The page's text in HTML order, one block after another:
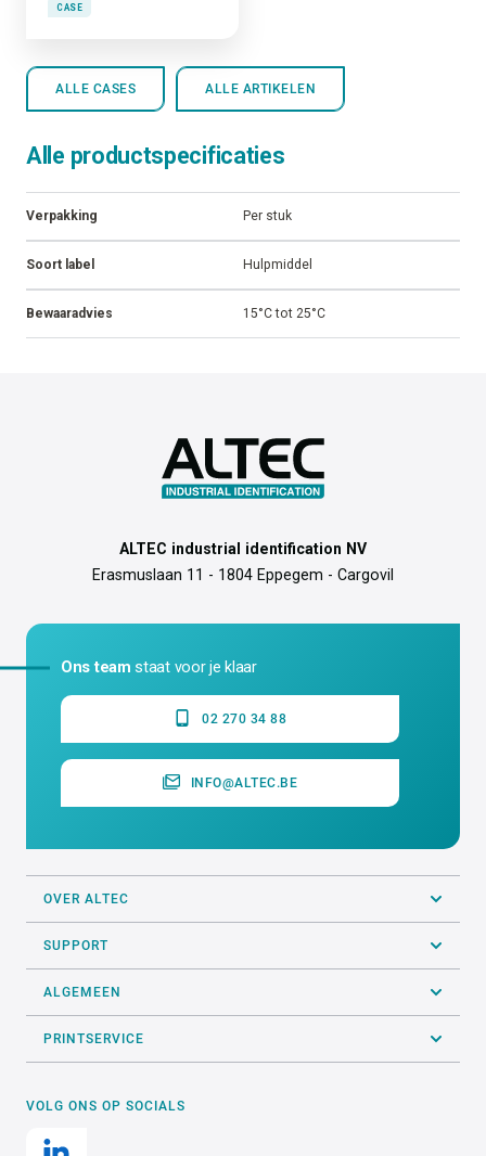
CASE
ALLE CASES ALLE ARTIKELEN
Alle productspecificaties
Verpakking Per stuk
Soort label Hulpmiddel
Bewaaradvies 15°C tot 25°C
ALTEC industrial identification NV
Erasmuslaan 11 - 1804 Eppegem - Cargovil
Ons team staat voor je klaar
02 270 34 88
INFO@ALTEC.BE
OVER ALTEC
SUPPORT
ALGEMEEN
PRINTSERVICE
VOLG ONS OP SOCIALS